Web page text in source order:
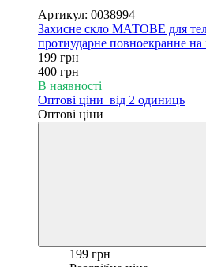
Артикул: 0038994
Захисне скло МАТОВЕ для
протиударне повноекранне
199 грн
400 грн
В наявності
Оптові ціни від 2 одиниць
Оптові ціни
199 грн